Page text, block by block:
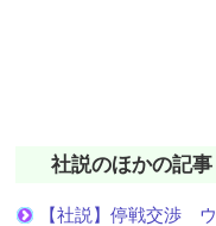
社説のほかの記事
【社説】停戦交渉